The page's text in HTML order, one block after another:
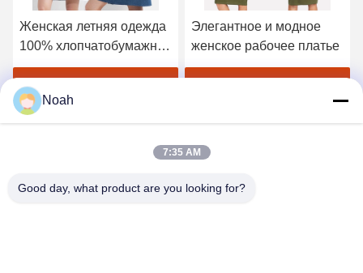
Женская летняя одежда
100% хлопчатобумажное
джинсовое платье
Элегантное и модное
женское рабочее платье
Noah
7:35 AM
Good day, what product are you looking for?